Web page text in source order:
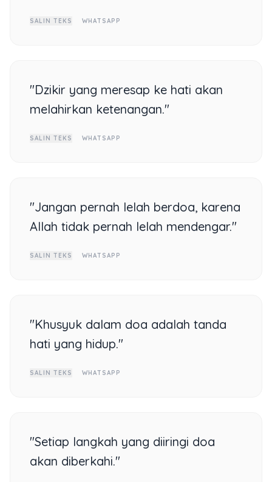
SALIN TEKS WHATSAPP
"Dzikir yang meresap ke hati akan
melahirkan ketenangan."
SALIN TEKS WHATSAPP
"Jangan pernah lelah berdoa, karena
Allah tidak pernah lelah mendengar."
SALIN TEKS WHATSAPP
"Khusyuk dalam doa adalah tanda
hati yang hidup."
SALIN TEKS WHATSAPP
"Setiap langkah yang diiringi doa
akan diberkahi."